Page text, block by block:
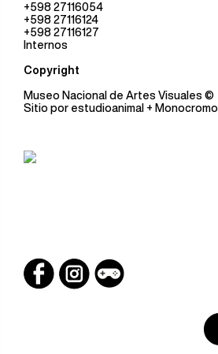
+598 27116054
+598 27116124
+598 27116127
Internos
Copyright
Museo Nacional de Artes Visuales ©
Sitio por estudioanimal + Monocromo